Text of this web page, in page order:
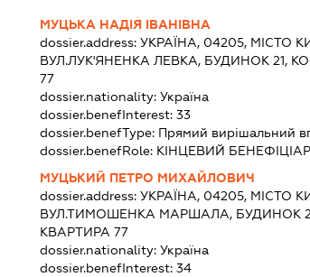
МУЦЬКА НАДІЯ ІВАНІВНА
dossier.address:УКРАЇНА, 04205, МІСТО
ВУЛ.ЛУК'ЯНЕНКА ЛЕВКА, БУДИНОК 21,
77
dossier.nationality:Україна
dossier.benefInterest:33
dossier.benefType: Прямий вирішальний
dossier.benefRole: КІНЦЕВИЙ
МУЦЬКИЙ ПЕТРО МИХАЙЛОВИЧ
dossier.address:УКРАЇНА, 04205, МІСТО
ВУЛ.ТИМОШЕНКА МАРШАЛА, БУДИНОК
КВАРТИРА 77
dossier.nationality:Україна
dossier.benefInterest:34